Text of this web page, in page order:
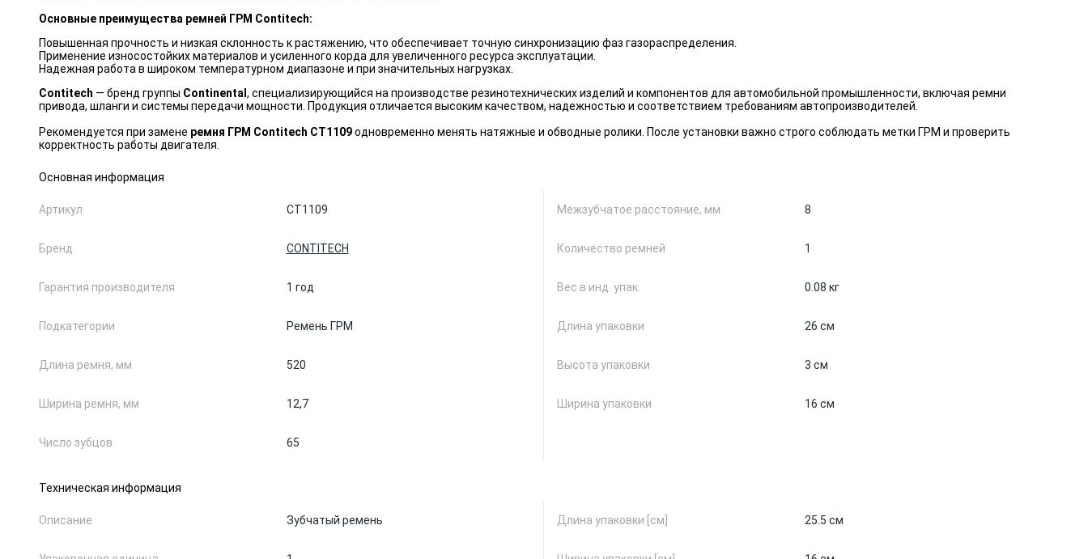
Основные преимущества ремней ГРМ Contitech:
Повышенная прочность и низкая склонность к растяжению, что обеспечивает точную синхронизацию фаз газораспределения.
Применение износостойких материалов и усиленного корда для увеличенного ресурса эксплуатации.
Надежная работа в широком температурном диапазоне и при значительных нагрузках.
Contitech — бренд группы Continental , специализирующийся на производстве резинотехнических изделий и компонентов для автомобильной промышленности, включая ремни
привода, шланги и системы передачи мощности. Продукция отличается высоким качеством, надежностью и соответствием требованиям автопроизводителей.
Рекомендуется при замене ремня ГРМ Contitech CT1109одновременно менять натяжные и обводные ролики. После установки важно строго соблюдать метки ГРМ и проверить
корректность работы двигателя.
Основная информация
Артикул CT1109
Бренд CONTITECH
Гарантия производителя 1 год
Подкатегории Ремень ГРМ
Длина ремня, мм 520
Ширина ремня, мм 12,7
Число зубцов 65
Межзубчатое расстояние, мм 8
Количество ремней 1
Вес в инд. упак. 0.08 кг
Длина упаковки 26 см
Высота упаковки 3 см
Ширина упаковки 16 см
Техническая информация
Описание Зубчатый ремень Длина упаковки [см] 25.5 см